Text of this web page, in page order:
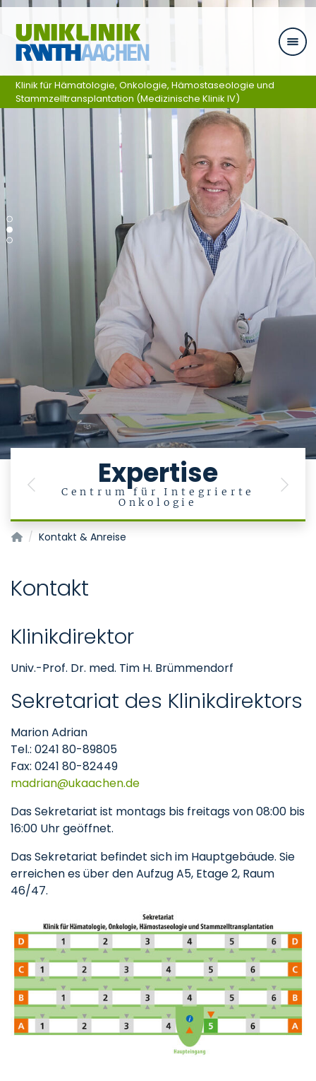
Zum Inhalt springen
Expertise
Centrum für Integrierte
Onkologie
Previous Next
Klinik für Hämatologie, Onkologie, Hämostaseologie und
Stammzelltransplantation (Medizinische Klinik IV)
Klinik für Hämatologie, Onkologie, Hämostaseologie und
Kontakt & Anreise
Kontakt
Klinikdirektor
Univ.-Prof. Dr. med. Tim H. Brümmendorf
Sekretariat des Klinikdirektors
Marion Adrian
Tel.: 0241 80-89805
Fax: 0241 80-82449
madrian
ukaachende
Das Sekretariat ist montags bis freitags von 08:00 bis
16:00 Uhr geöffnet.
Das Sekretariat befindet sich im Hauptgebäude. Sie
erreichen es über den Aufzug A5, Etage 2, Raum
46/47.